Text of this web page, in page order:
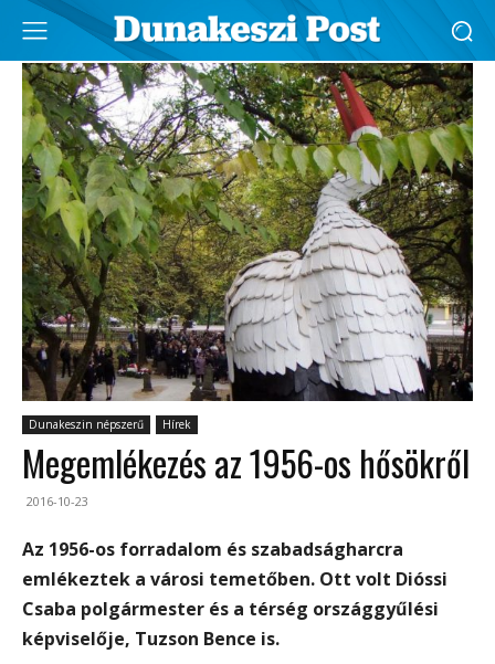
Dunakeszin népszerű Hírek
Megemlékezés az 1956-os hősökről
2016-10-23
Az 1956-os forradalom és szabadságharcra
emlékeztek a városi temetőben. Ott volt Dióssi
Csaba polgármester és a térség országgyűlési
képviselője, Tuzson Bence is.